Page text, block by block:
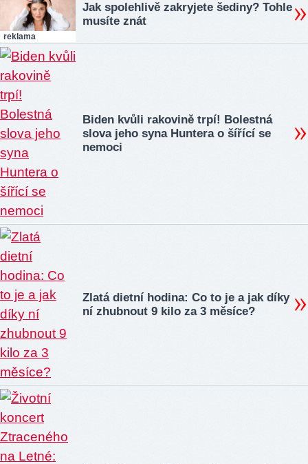
reklama
Jak spolehlivě zakryjete šediny? Tohle
musíte znát
Biden kvůli rakovině trpí! Bolestná
slova jeho syna Huntera o šířící se
nemoci
Zlatá dietní hodina: Co to je a jak díky
ní zhubnout 9 kilo za 3 měsíce?